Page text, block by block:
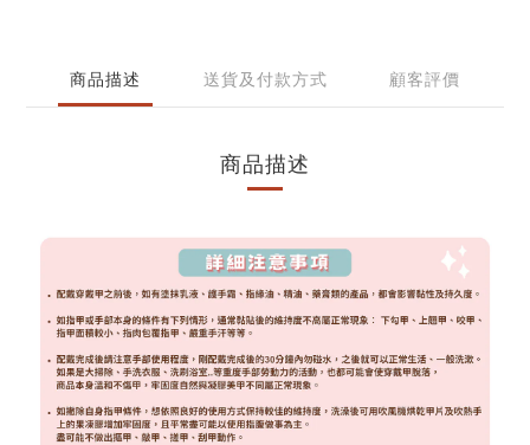
商品描述 送貨及付款方式 顧客評價
商品描述